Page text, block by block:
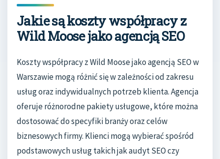
Jakie są koszty współpracy z
Wild Moose jako agencją SEO
Koszty współpracy z Wild Moose jako agencją SEO w
Warszawie mogą różnić się w zależności od zakresu
usług oraz indywidualnych potrzeb klienta. Agencja
oferuje różnorodne pakiety usługowe, które można
dostosować do specyfiki branży oraz celów
biznesowych firmy. Klienci mogą wybierać spośród
podstawowych usług takich jak audyt SEO czy